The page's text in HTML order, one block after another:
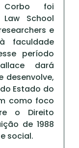
Corbo foi
School
e
faculdade
período
dará
desenvolve,
Estado do
como foco
o Direito
de 1988
social.